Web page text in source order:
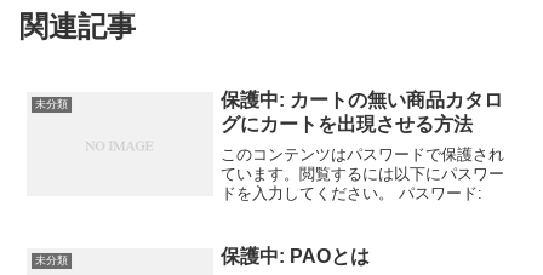
関連記事
未分類
保護中: カートの無い商品カタロ
グにカートを出現させる方法
このコンテンツはパスワードで保護され
ています。閲覧するには以下にパスワー
ドを入力してください。 パスワード:
未分類 保護中: PAOとは